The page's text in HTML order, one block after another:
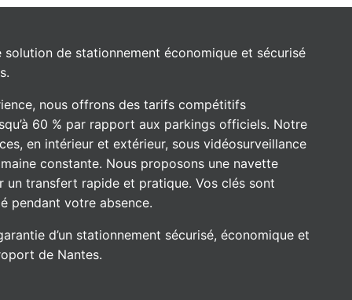
de stationnement économique et sécurisé
nous offrons des tarifs compétitifs
60 % par rapport aux parkings officiels. Notre
en intérieur et extérieur, sous vidéosurveillance
constante. Nous proposons une navette
un transfert rapide et pratique. Vos clés sont
pendant votre absence.
d’un stationnement sécurisé, économique et
de Nantes.